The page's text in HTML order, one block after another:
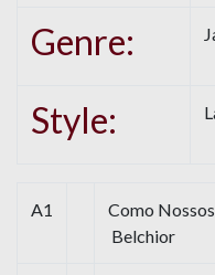
Genre:
Style:
A1
Como
Belchior